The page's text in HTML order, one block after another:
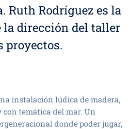
Ruth Rodríguez es la
la dirección del taller
proyectos.
instalación lúdica de madera,
temática del mar. Un
donde poder jugar,